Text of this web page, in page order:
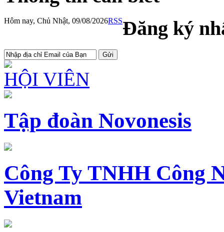
Hôm nay, Chủ Nhật, 09/08/2026RSSĐăng ký
HỘI VIÊN
Tập đoàn Novonesis
Công Ty TNHH Công
Vietnam